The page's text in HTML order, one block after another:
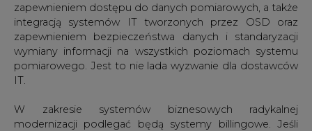
zapewnieniem dostępu do danych pomiarowych, a także
integracją systemów IT tworzonych przez OSD oraz
zapewnieniem bezpieczeństwa danych i standaryzacji
wymiany informacji na wszystkich poziomach systemu
pomiarowego. Jest to nie lada wyzwanie dla dostawców
IT.
W zakresie systemów biznesowych radykalnej
modernizacji podlegać będą systemy billingowe. Jeśli